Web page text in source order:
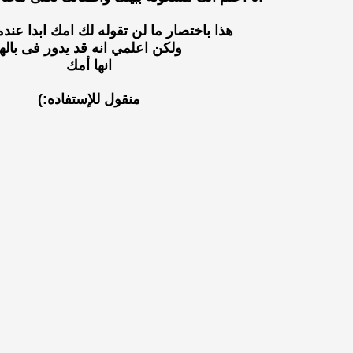
هذا باختصار ما لن تقوله لك امك ابدا
ولكن اعلمي انه قد يدور فى
انها أمك
منقول للإستفاده:)